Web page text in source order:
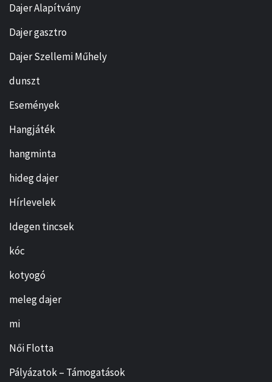
Dajer Alapítvány
Dajer gasztro
Dajer Szellemi Műhely
dunszt
Események
Hangjáték
hangminta
hideg dajer
Hírlevelek
Idegen tincsek
kóc
kotyogó
meleg dajer
mi
Női Flotta
Pályázatok – Támogatások